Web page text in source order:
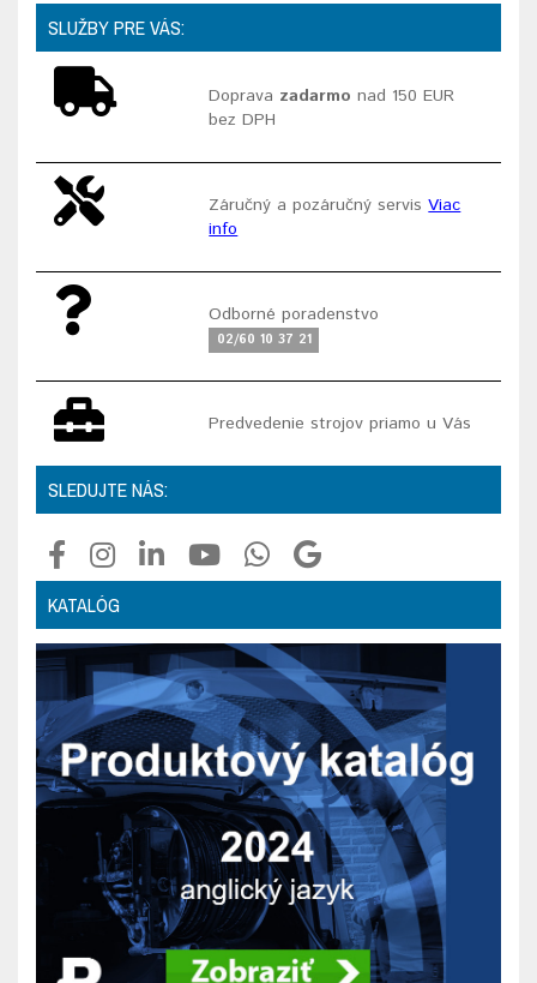
SLUŽBY PRE VÁS:
Doprava zadarmo nad 150 EUR
bez DPH
Záručný a pozáručný servisViac
info
Odborné poradenstvo
02/60 10 37 21
Predvedenie strojov priamo u Vás
SLEDUJTE NÁS:
KATALÓG